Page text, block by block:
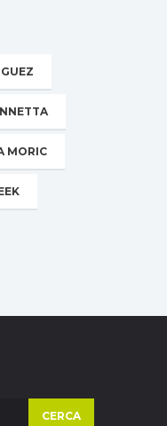
MORIC
CERCA